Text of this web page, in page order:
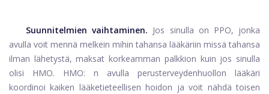
Suunnitelmien vaihtaminen. Jos sinulla on PPO, jonka
avulla voit mennä melkein mihin tahansa lääkäriin missä tahansa
ilman lähetystä, maksat korkeamman palkkion kuin jos sinulla
olisi HMO. HMO: n avulla perusterveydenhuollon lääkäri
koordinoi kaiken lääketieteellisen hoidon ja voit nähdä toisen